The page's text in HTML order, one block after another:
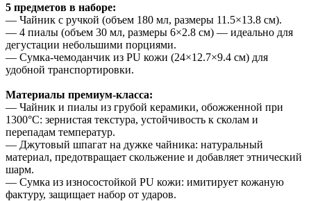
5 предметов в наборе:
— Чайник с ручкой (объем 180 мл, размеры 11.5×13.8 см).
— 4 пиалы (объем 30 мл, размеры 6×2.8 см) — идеально для
дегустации небольшими порциями.
— Сумка-чемоданчик из PU кожи (24×12.7×9.4 см) для
удобной транспортировки.
Материалы премиум-класса:
— Чайник и пиалы из грубой керамики, обожженной при
1300°C: зернистая текстура, устойчивость к сколам и
перепадам температур.
— Джутовый шпагат на дужке чайника: натуральный
материал, предотвращает скольжение и добавляет этнический
шарм.
— Сумка из износостойкой PU кожи: имитирует кожаную
фактуру, защищает набор от ударов.